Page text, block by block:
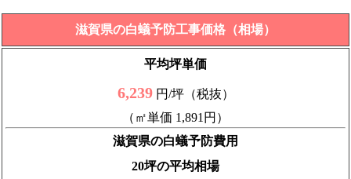
滋賀県の白蟻予防工事価格（相場）
平均坪単価
6,239円/坪（税抜）
（㎡単価 1,891円）
滋賀県の白蟻予防費用
20坪の平均相場